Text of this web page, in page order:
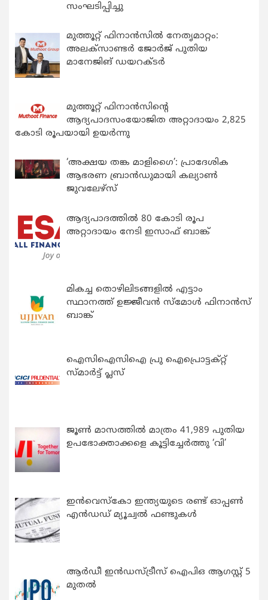
സംഘടിപ്പിച്ചു
മുത്തൂറ്റ് ഫിനാൻസിൽ നേതൃമാറ്റം:
അലക്സാണ്ടർ ജോർജ് പുതിയ
മാനേജിങ് ഡയറക്ടർ
മുത്തൂറ്റ് ഫിനാൻസിന്റെ
ആദ്യപാദസംയോജിത അറ്റാദായം 2,825
കോടി രൂപയായി ഉയർന്നു
‘അക്ഷയ തങ്ക മാളിഗൈ’: പ്രാദേശിക
ആഭരണ ബ്രാന്‍ഡുമായി കല്യാണ്‍
ജുവലേഴ്‌സ്
ആദ്യപാദത്തിൽ 80 കോടി രൂപ
അറ്റാദായം നേടി ഇസാഫ് ബാങ്ക്
മികച്ച തൊഴിലിടങ്ങളിൽ എട്ടാം
സ്ഥാനത്ത് ഉജ്ജീവൻ സ്മോൾ ഫിനാൻസ്
ബാങ്ക്
ഐസിഐസിഐ പ്രു ഐപ്രൊട്ടക്റ്റ്
സ്മാർട്ട് പ്ലസ്
ജൂൺ മാസത്തിൽ മാത്രം 41,989 പുതിയ
ഉപഭോക്താക്കളെ കൂട്ടിച്ചേർത്തു ‘വി’
ഇന്‍വെസ്കോ ഇന്ത്യയുടെ രണ്ട് ഓപ്പണ്‍
എന്‍ഡഡ് മ്യൂച്വല്‍ ഫണ്ടുകള്‍
ആർഡീ ഇൻഡസ്ട്രീസ് ഐപിഒ ആഗസ്റ്റ് 5
മുതൽ